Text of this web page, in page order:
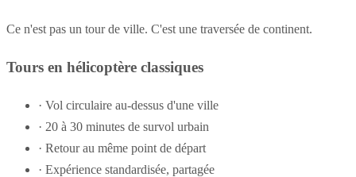
Ce n'est pas un tour de ville. C'est une traversée de continent.
Tours en hélicoptère classiques
· Vol circulaire au-dessus d'une ville
· 20 à 30 minutes de survol urbain
· Retour au même point de départ
· Expérience standardisée, partagée